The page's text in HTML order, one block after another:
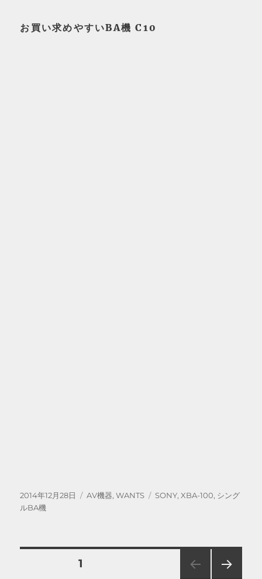
お買い求めやすいBA機 C10
投
稿
2014年12月28日
カ
AV機器,WANTS
タ
SONY, XBA-100, シング
ルBA機
固定ページ1